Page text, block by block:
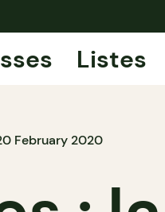
Listes
February 2020